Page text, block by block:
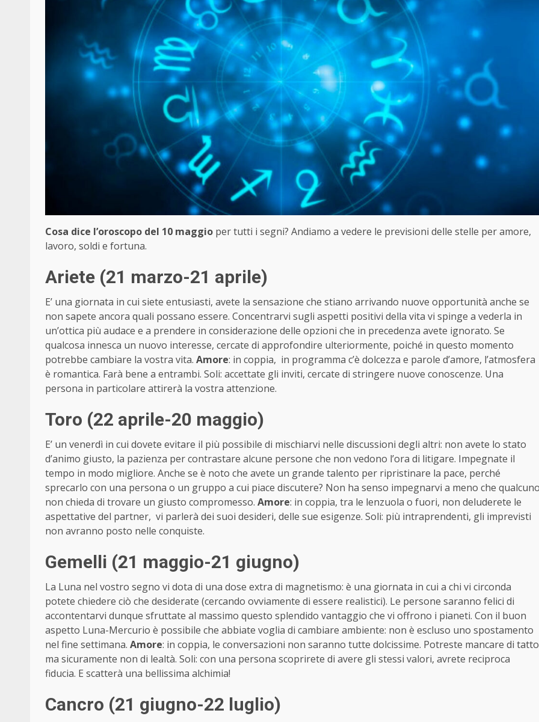
Cosa dice l’oroscopo del 10 maggio per tutti i segni? Andiamo a vedere le previsioni delle stelle per amore,
lavoro, soldi e fortuna.
Ariete (21 marzo-21 aprile)
E’ una giornata in cui siete entusiasti, avete la sensazione che stiano arrivando nuove opportunità anche se
non sapete ancora quali possano essere. Concentrarvi sugli aspetti positivi della vita vi spinge a vederla in
un’ottica più audace e a prendere in considerazione delle opzioni che in precedenza avete ignorato. Se
qualcosa innesca un nuovo interesse, cercate di approfondire ulteriormente, poiché in questo momento
potrebbe cambiare la vostra vita. Amore: in coppia, in programma c’è dolcezza e parole d’amore, l’atmosfera
è romantica. Farà bene a entrambi. Soli: accettate gli inviti, cercate di stringere nuove conoscenze. Una
persona in particolare attirerà la vostra attenzione.
Toro (22 aprile-20 maggio)
E’ un venerdì in cui dovete evitare il più possibile di mischiarvi nelle discussioni degli altri: non avete lo stato
d’animo giusto, la pazienza per contrastare alcune persone che non vedono l’ora di litigare. Impegnate il
tempo in modo migliore. Anche se è noto che avete un grande talento per ripristinare la pace, perché
sprecarlo con una persona o un gruppo a cui piace discutere? Non ha senso impegnarvi a meno che
non chieda di trovare un giusto compromesso. Amore: in coppia, tra le lenzuola o fuori, non deluderete le
aspettative del partner, vi parlerà dei suoi desideri, delle sue esigenze. Soli: più intraprendenti, gli imprevisti
non avranno posto nelle conquiste.
Gemelli (21 maggio-21 giugno)
La Luna nel vostro segno vi dota di una dose extra di magnetismo: è una giornata in cui a chi vi circonda
potete chiedere ciò che desiderate (cercando ovviamente di essere realistici). Le persone saranno felici di
accontentarvi dunque sfruttate al massimo questo splendido vantaggio che vi offrono i pianeti. Con il buon
aspetto Luna-Mercurio è possibile che abbiate voglia di cambiare ambiente: non è escluso uno spostamento
nel fine settimana. Amore: in coppia, le conversazioni non saranno tutte dolcissime. Potreste mancare di tatto
ma sicuramente non di lealtà. Soli: con una persona scoprirete di avere gli stessi valori, avrete reciproca
fiducia. E scatterà una bellissima alchimia!
Cancro (21 giugno-22 luglio)